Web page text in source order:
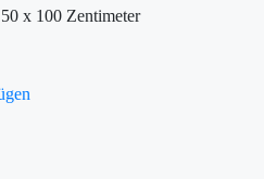
x 100 Zentimeter